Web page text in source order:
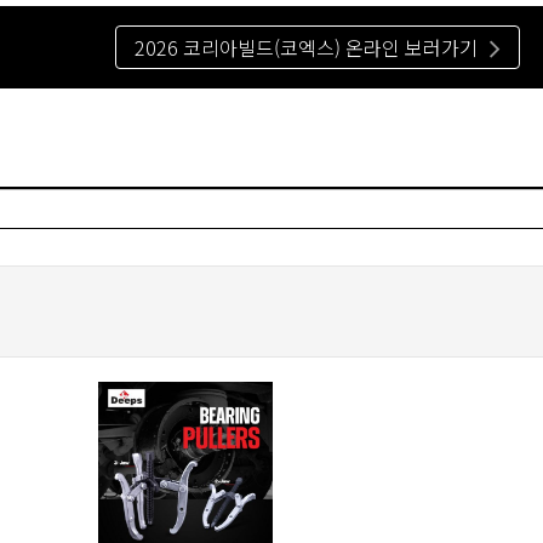
2026 코리아빌드(코엑스) 온라인 보러가기